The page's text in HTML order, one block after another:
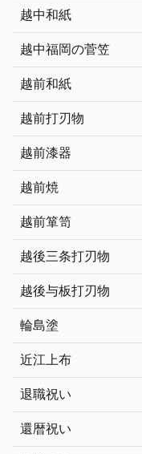
越中和紙
越中福岡の菅笠
越前和紙
越前打刃物
越前漆器
越前焼
越前箪笥
越後三条打刃物
越後与板打刃物
輪島塗
近江上布
退職祝い
還暦祝い